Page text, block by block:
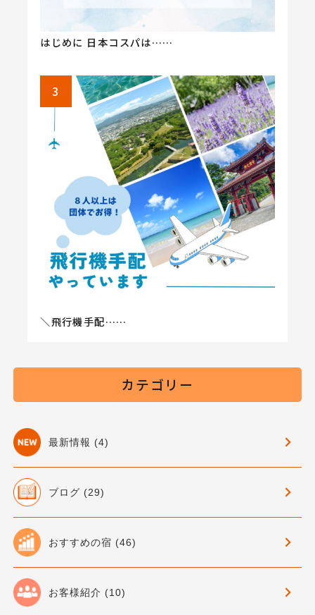
はじめに 日本コスパは……
＼飛行機手配……
カテゴリー
最新情報 (4)
ブログ (29)
おすすめの宿 (46)
お客様紹介 (10)